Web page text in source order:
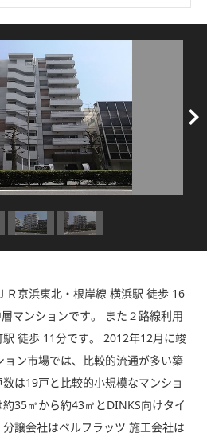
Ｒ京浜東北・根岸線 横浜駅 徒歩 16
マンションです。 また２路線利用
徒歩 11分です。 2012年12月に竣
ン市場では、比較的流通が多い築
は19戸と比較的小規模なマンショ
35㎡から約43㎡とDINKS向けタイ
譲会社はベルフラッツ 施工会社は